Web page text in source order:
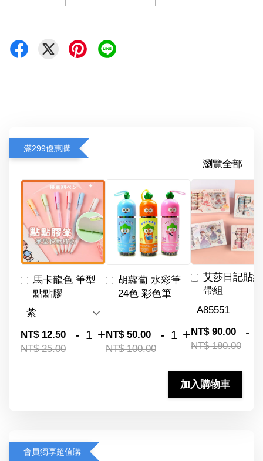
滿299優惠購
瀏覽全部
馬卡龍色 筆型
點點膠
NT$ 12.50
NT$ 25.00
- +
胡蘿蔔 水彩筆
24色 彩色筆
NT$ 50.00
NT$ 100.00
- +
艾莎日記貼
帶組
NT$ 90.00
NT$ 180.00
-
加入購物車
會員獨享超值購